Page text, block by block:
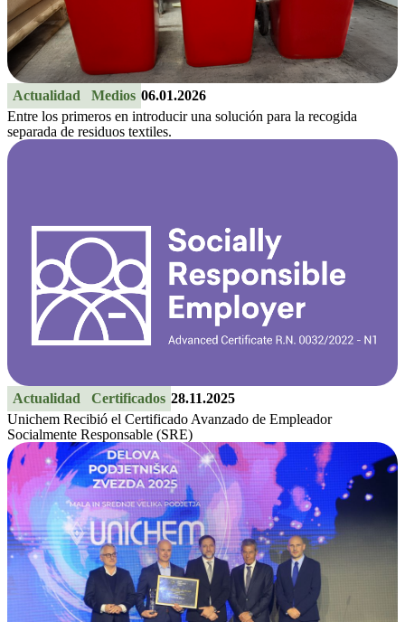
Actualidad Medios 06.01.2026
Entre los primeros en introducir una solución para la recogida
separada de residuos textiles.
Actualidad Certificados 28.11.2025
Unichem Recibió el Certificado Avanzado de Empleador
Socialmente Responsable (SRE)